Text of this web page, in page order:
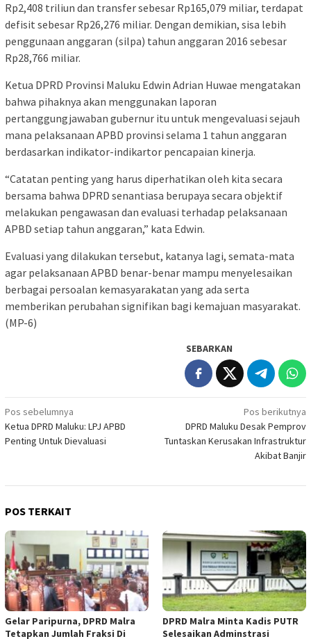
Rp2,408 triliun dan transfer sebesar Rp165,079 miliar, terdapat
defisit sebesar Rp26,276 miliar. Dengan demikian, sisa lebih
penggunaan anggaran (silpa) tahun anggaran 2016 sebesar
Rp28,766 miliar.
Ketua DPRD Provinsi Maluku Edwin Adrian Huwae mengatakan
bahwa pihaknya akan menggunakan laporan
pertanggungjawaban gubernur itu untuk mengevaluasi sejauh
mana pelaksanaan APBD provinsi selama 1 tahun anggaran
berdasarkan indikator-indikartor pencapaian kinerja.
“Catatan penting yang harus diperhatikan oleh kita secara
bersama bahwa DPRD senantiasa berupaya secara objektif
melakukan pengawasan dan evaluasi terhadap pelaksanaan
APBD setiap tahun anggaran,” kata Edwin.
Evaluasi yang dilakukan tersebut, katanya lagi, semata-mata
agar pelaksanaan APBD benar-benar mampu menyelesaikan
berbagai persoalan kemasyarakatan yang ada serta
memberikan perubahan signifikan bagi kemajuan masyarakat.
(MP-6)
SEBARKAN
Navigasi
pos
Pos sebelumnya
Ketua DPRD Maluku: LPJ APBD
Penting Untuk Dievaluasi
Pos berikutnya
DPRD Maluku Desak Pemprov
Tuntaskan Kerusakan Infrastruktur
Akibat Banjir
POS TERKAIT
Gelar Paripurna, DPRD Malra
Tetapkan Jumlah Fraksi Di
DPRD Malra Minta Kadis PUTR
Selesaikan Adminstrasi